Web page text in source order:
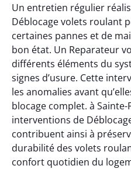
Un entretien régulier
Déblocage volets roulant
certaines pannes et de
bon état. Un Reparateur
différents éléments du
signes d’usure. Cette
les anomalies avant
blocage complet. à Sainte-
interventions de
contribuent ainsi à
durabilité des volets
confort quotidien du